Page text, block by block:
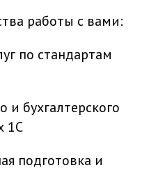
работы с вами:
по стандартам
и бухгалтерского
1С
подготовка и